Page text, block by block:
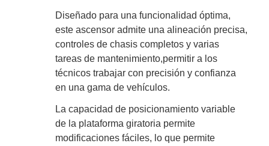
Diseñado para una funcionalidad óptima,
este ascensor admite una alineación precisa,
controles de chasis completos y varias
tareas de mantenimiento,permitir a los
técnicos trabajar con precisión y confianza
en una gama de vehículos.
La capacidad de posicionamiento variable
de la plataforma giratoria permite
modificaciones fáciles, lo que permite